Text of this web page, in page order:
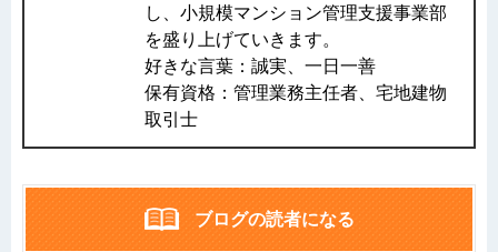
し、小規模マンション管理支援事業部
を盛り上げていきます。
好きな言葉：誠実、一日一善
保有資格：管理業務主任者、宅地建物
取引士
ブログの読者になる